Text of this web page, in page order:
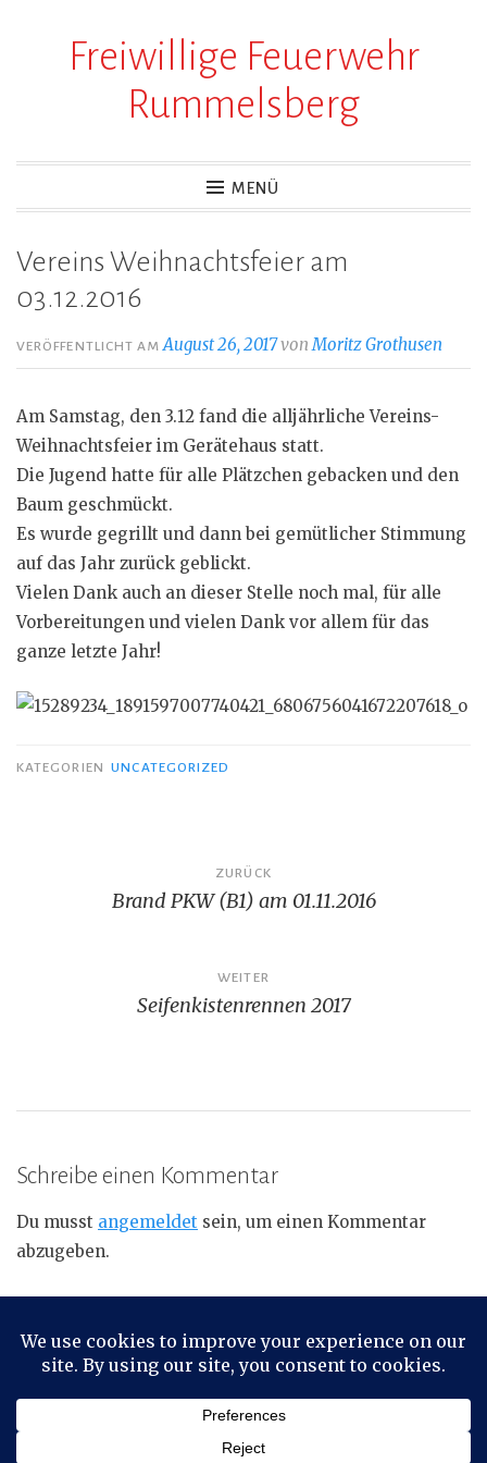
Freiwillige Feuerwehr
Rummelsberg
MENÜ
Vereins Weihnachtsfeier am
03.12.2016
VERÖFFENTLICHT AMAugust 26, 2017vonMoritz Grothusen
Am Samstag, den 3.12 fand die alljährliche Vereins-
Weihnachtsfeier im Gerätehaus statt.
Die Jugend hatte für alle Plätzchen gebacken und den
Baum geschmückt.
Es wurde gegrillt und dann bei gemütlicher Stimmung
auf das Jahr zurück geblickt.
Vielen Dank auch an dieser Stelle noch mal, für alle
Vorbereitungen und vielen Dank vor allem für das
ganze letzte Jahr!
KATEGORIEN UNCATEGORIZED
Beitragsnavigation
ZURÜCK
Brand PKW (B1) am 01.11.2016
WEITER
Seifenkistenrennen 2017
Schreibe einen Kommentar
Du musst angemeldet sein, um einen Kommentar
abzugeben.
Stolz präsentiert von WordPress
Cookies erleichtern die Bereitstellung unserer
Dienste. Mit der Nutzung unserer Dienste erklären